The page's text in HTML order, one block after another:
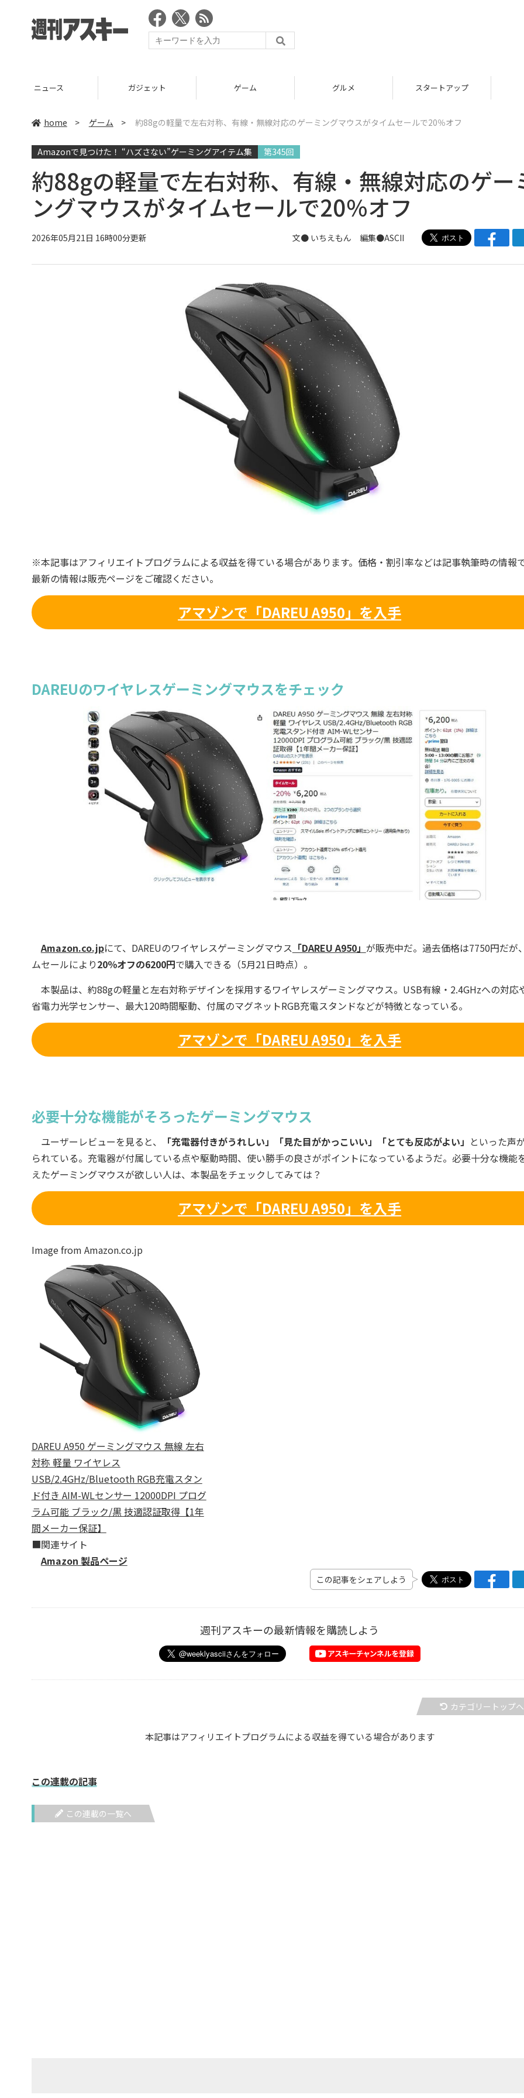
ニュース ガジェット ゲーム グルメ スタートアップ
home > ゲーム > 約88gの軽量で左右対称、有線・無線対応のゲーミングマウスがタイムセールで20％オフ
Amazonで見つけた！ “ハズさない”ゲーミングアイテム集 第345回
約88gの軽量で左右対称、有線・無線対応のゲー
ングマウスがタイムセールで20％オフ
2026年05月21日 16時00分更新 文● いちえもん 編集●ASCII
※本記事はアフィリエイトプログラムによる収益を得ている場合があります。価格・割引率などは記事執筆時の情報
最新の情報は販売ページをご確認ください。
アマゾンで「DAREU A950」を入手
DAREUのワイヤレスゲーミングマウスをチェック
Amazon.co.jpにて、DAREUのワイヤレスゲーミングマウス 「DAREU A950」 が販売中だ。過去価格は7750円だが
ムセールにより20％オフの6200円で購入できる（5月21日時点）。
本製品は、約88gの軽量と左右対称デザインを採用するワイヤレスゲーミングマウス。USB有線・2.4GHzへの対応
省電力光学センサー、最大120時間駆動、付属のマグネットRGB充電スタンドなどが特徴となっている。
アマゾンで「DAREU A950」を入手
必要十分な機能がそろったゲーミングマウス
ユーザーレビューを見ると、 「充電器付きがうれしい」「見た目がかっこいい」「とても反応がよい」 といった声
られている。充電器が付属している点や駆動時間、使い勝手の良さがポイントになっているようだ。必要十分な機能
えたゲーミングマウスが欲しい人は、本製品をチェックしてみては？
アマゾンで「DAREU A950」を入手
Image from Amazon.co.jp
DAREU A950 ゲーミングマウス 無線 左右
対称 軽量 ワイヤレス
USB/2.4GHz/Bluetooth RGB充電スタン
ド付き AIM-WLセンサー 12000DPI プログ
ラム可能 ブラック/黒 技適認証取得【1年
間メーカー保証】
■関連サイト
Amazon 製品ページ
この記事をシェアしよう
週刊アスキーの最新情報を購読しよう
カテゴリートップへ
本記事はアフィリエイトプログラムによる収益を得ている場合があります
この連載の記事
この連載の一覧へ